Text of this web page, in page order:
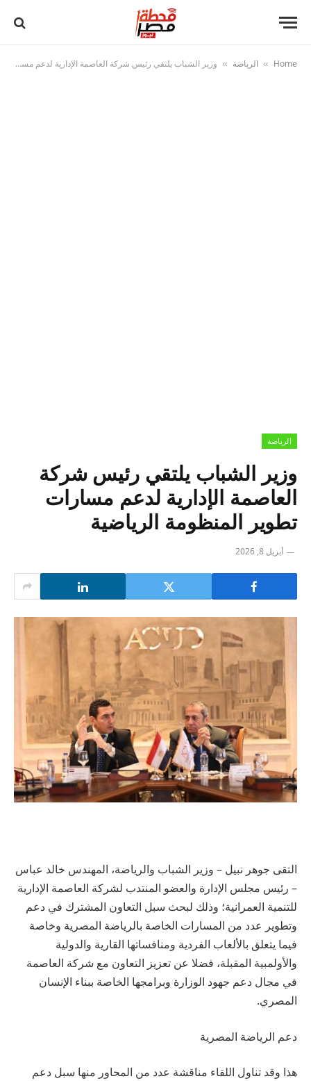
Home
» الرياضة » ︎وزير الشباب يلتقي رئيس شركة العاصمة الإدارية لدعم مسارات تطوير المنظومة الرياضية
الرياضة
︎وزير الشباب يلتقي رئيس شركة
العاصمة الإدارية لدعم مسارات
تطوير المنظومة الرياضية
أبريل 8, 2026
التقى جوهر نبيل – وزير الشباب والرياضة، المهندس خالد عباس
– رئيس مجلس الإدارة والعضو المنتدب لشركة العاصمة الإدارية
للتنمية العمرانية؛ وذلك لبحث سبل التعاون المشترك في دعم
وتطوير عدد من المسارات الخاصة بالرياضة المصرية وخاصة
فيما يتعلق بالألعاب الفردية ومنافساتها القارية والدولية
والأولمبية المقبلة، فضلا عن تعزيز التعاون مع شركة العاصمة
في مجال دعم جهود الوزارة وبرامجها الخاصة ببناء الإنسان
المصري.
دعم الرياضة المصرية
هذا وقد تناول اللقاء مناقشة عدد من المحاور منها سبل دعم